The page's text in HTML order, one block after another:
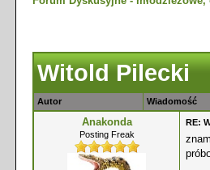
Witold Pilecki
Autor Wiadomość
Anakonda
Posting Freak
RE: